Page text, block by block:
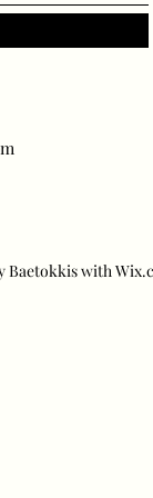
Baetokkis with